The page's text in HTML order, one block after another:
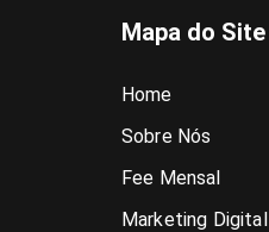
Mapa do Site
Home
Sobre Nós
Fee Mensal
Marketing Digital